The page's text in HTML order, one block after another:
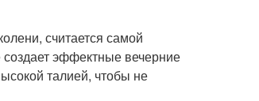
считается самой
эффектные вечерние
талией, чтобы не